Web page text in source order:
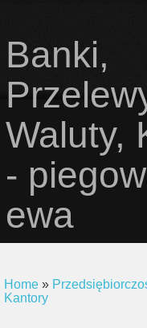
Banki,
Waluty,
-
ewa
Home »
Kantory